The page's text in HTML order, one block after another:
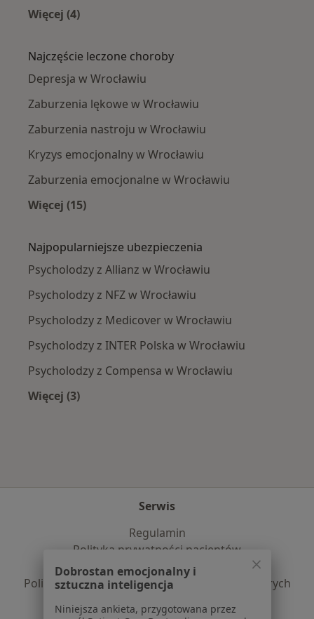
Więcej (4)
Najczęście leczone choroby
Depresja w Wrocławiu
Zaburzenia lękowe w Wrocławiu
Zaburzenia nastroju w Wrocławiu
Kryzys emocjonalny w Wrocławiu
Zaburzenia emocjonalne w Wrocławiu
Więcej (15)
Najpopularniejsze ubezpieczenia
Psycholodzy z Allianz w Wrocławiu
Psycholodzy z NFZ w Wrocławiu
Psycholodzy z Medicover w Wrocławiu
Psycholodzy z INTER Polska w Wrocławiu
Psycholodzy z Compensa w Wrocławiu
Więcej (3)
Serwis
Regulamin
Polityka prywatności pacjentów
Polityka prywatności profesjonalistów
Polityka prywatności dla profesjonalistów, których
Dobrostan emocjonalny i
sztuczna inteligencja
Niniejsza ankieta, przygotowana przez